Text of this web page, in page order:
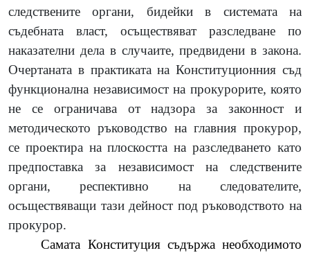
следствените органи, бидейки в системата на
съдебната власт, осъществяват разследване по
наказателни дела в случаите, предвидени в закона.
Очертаната в практиката на Конституционния съд
функционална независимост на прокурорите, която
не се ограничава от надзора за законност и
методическото ръководство на главния прокурор,
се проектира на плоскостта на разследването като
предпоставка за независимост на следствените
органи, респективно на следователите,
осъществяващи тази дейност под ръководството на
прокурор.
Самата Конституция съдържа необходимото